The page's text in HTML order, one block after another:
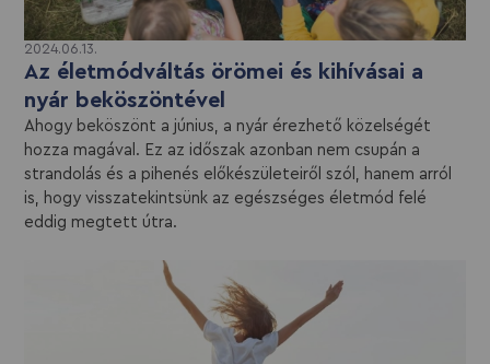
2024.06.13.
Az életmódváltás örömei és kihívásai a
nyár beköszöntével
Ahogy beköszönt a június, a nyár érezhető közelségét
hozza magával. Ez az időszak azonban nem csupán a
strandolás és a pihenés előkészületeiről szól, hanem arról
is, hogy visszatekintsünk az egészséges életmód felé
eddig megtett útra.